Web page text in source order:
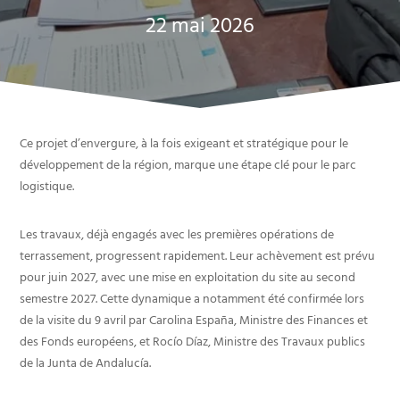
22 mai 2026
Ce projet d’envergure, à la fois exigeant et stratégique pour le
développement de la région, marque une étape clé pour le parc
logistique.
Les travaux, déjà engagés avec les premières opérations de
terrassement, progressent rapidement. Leur achèvement est prévu
pour juin 2027, avec une mise en exploitation du site au second
semestre 2027. Cette dynamique a notamment été confirmée lors
de la visite du 9 avril par Carolina España, Ministre des Finances et
des Fonds européens, et Rocío Díaz, Ministre des Travaux publics
de la Junta de Andalucía.